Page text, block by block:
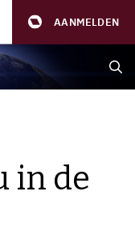
AANMELDEN
in de